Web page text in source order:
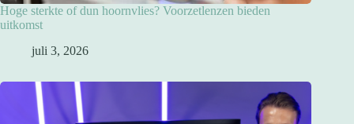
Hoge sterkte of dun hoornvlies? Voorzetlenzen bieden
uitkomst
juli 3, 2026